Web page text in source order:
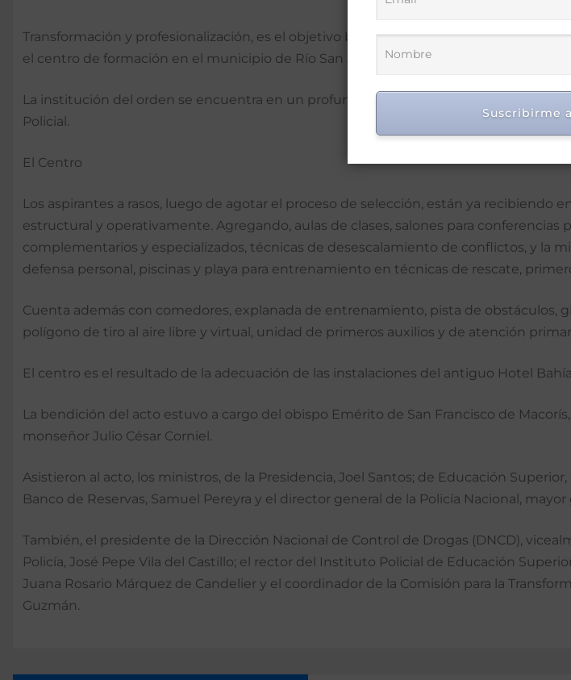
Transformación y profesionalización, es el objetivo base de la programación de
el centro de formación en el municipio de Río San Juan, provincia María Trinidad
La institución del orden se encuentra en un profundo proceso de tecnificación,
Policial.
El Centro
Los aspirantes a rasos, luego de agotar el proceso de selección, están ya
estructural y operativamente. Agregando, aulas de clases, salones para conferencias
complementarios y especializados, técnicas de desescalamiento de conflictos, y la
defensa personal, piscinas y playa para entrenamiento en técnicas de rescate,
Cuenta además con comedores, explanada de entrenamiento, pista de obstáculos,
polígono de tiro al aire libre y virtual, unidad de primeros auxilios y de atención
El centro es el resultado de la adecuación de las instalaciones del antiguo Hotel
La bendición del acto estuvo a cargo del obispo Emérito de San Francisco de
monseñor Julio César Corniel.
Asistieron al acto, los ministros, de la Presidencia, Joel Santos; de Educación
Banco de Reservas, Samuel Pereyra y el director general de la Policía Nacional,
También, el presidente de la Dirección Nacional de Control de Drogas (DNCD),
Policía, José Pepe Vila del Castillo; el rector del Instituto Policial de Educación
Juana Rosario Márquez de Candelier y el coordinador de la Comisión para la
Guzmán.
Suscribirme